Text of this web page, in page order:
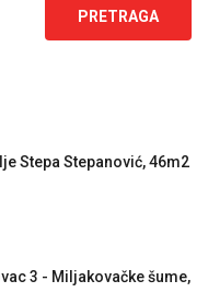
Stepa Stepanović, 46m2
3 - Miljakovačke šume,